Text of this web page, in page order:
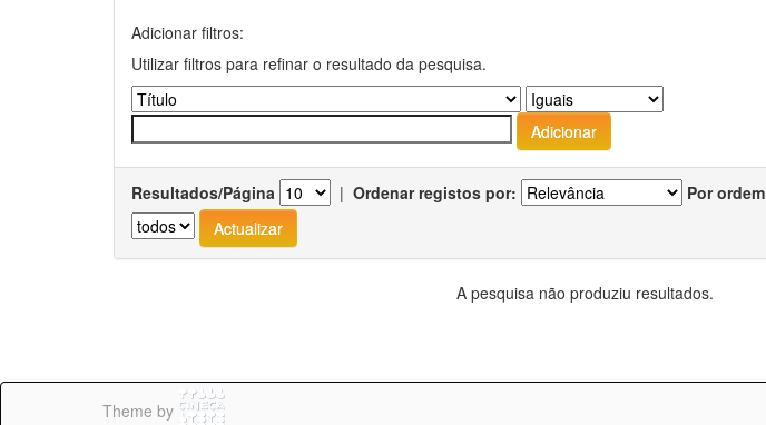
Adicionar filtros:
Utilizar filtros para refinar o resultado da pesquisa.
Resultados/Página | Ordenar registos por: Por ordem
A pesquisa não produziu resultados.
Theme by